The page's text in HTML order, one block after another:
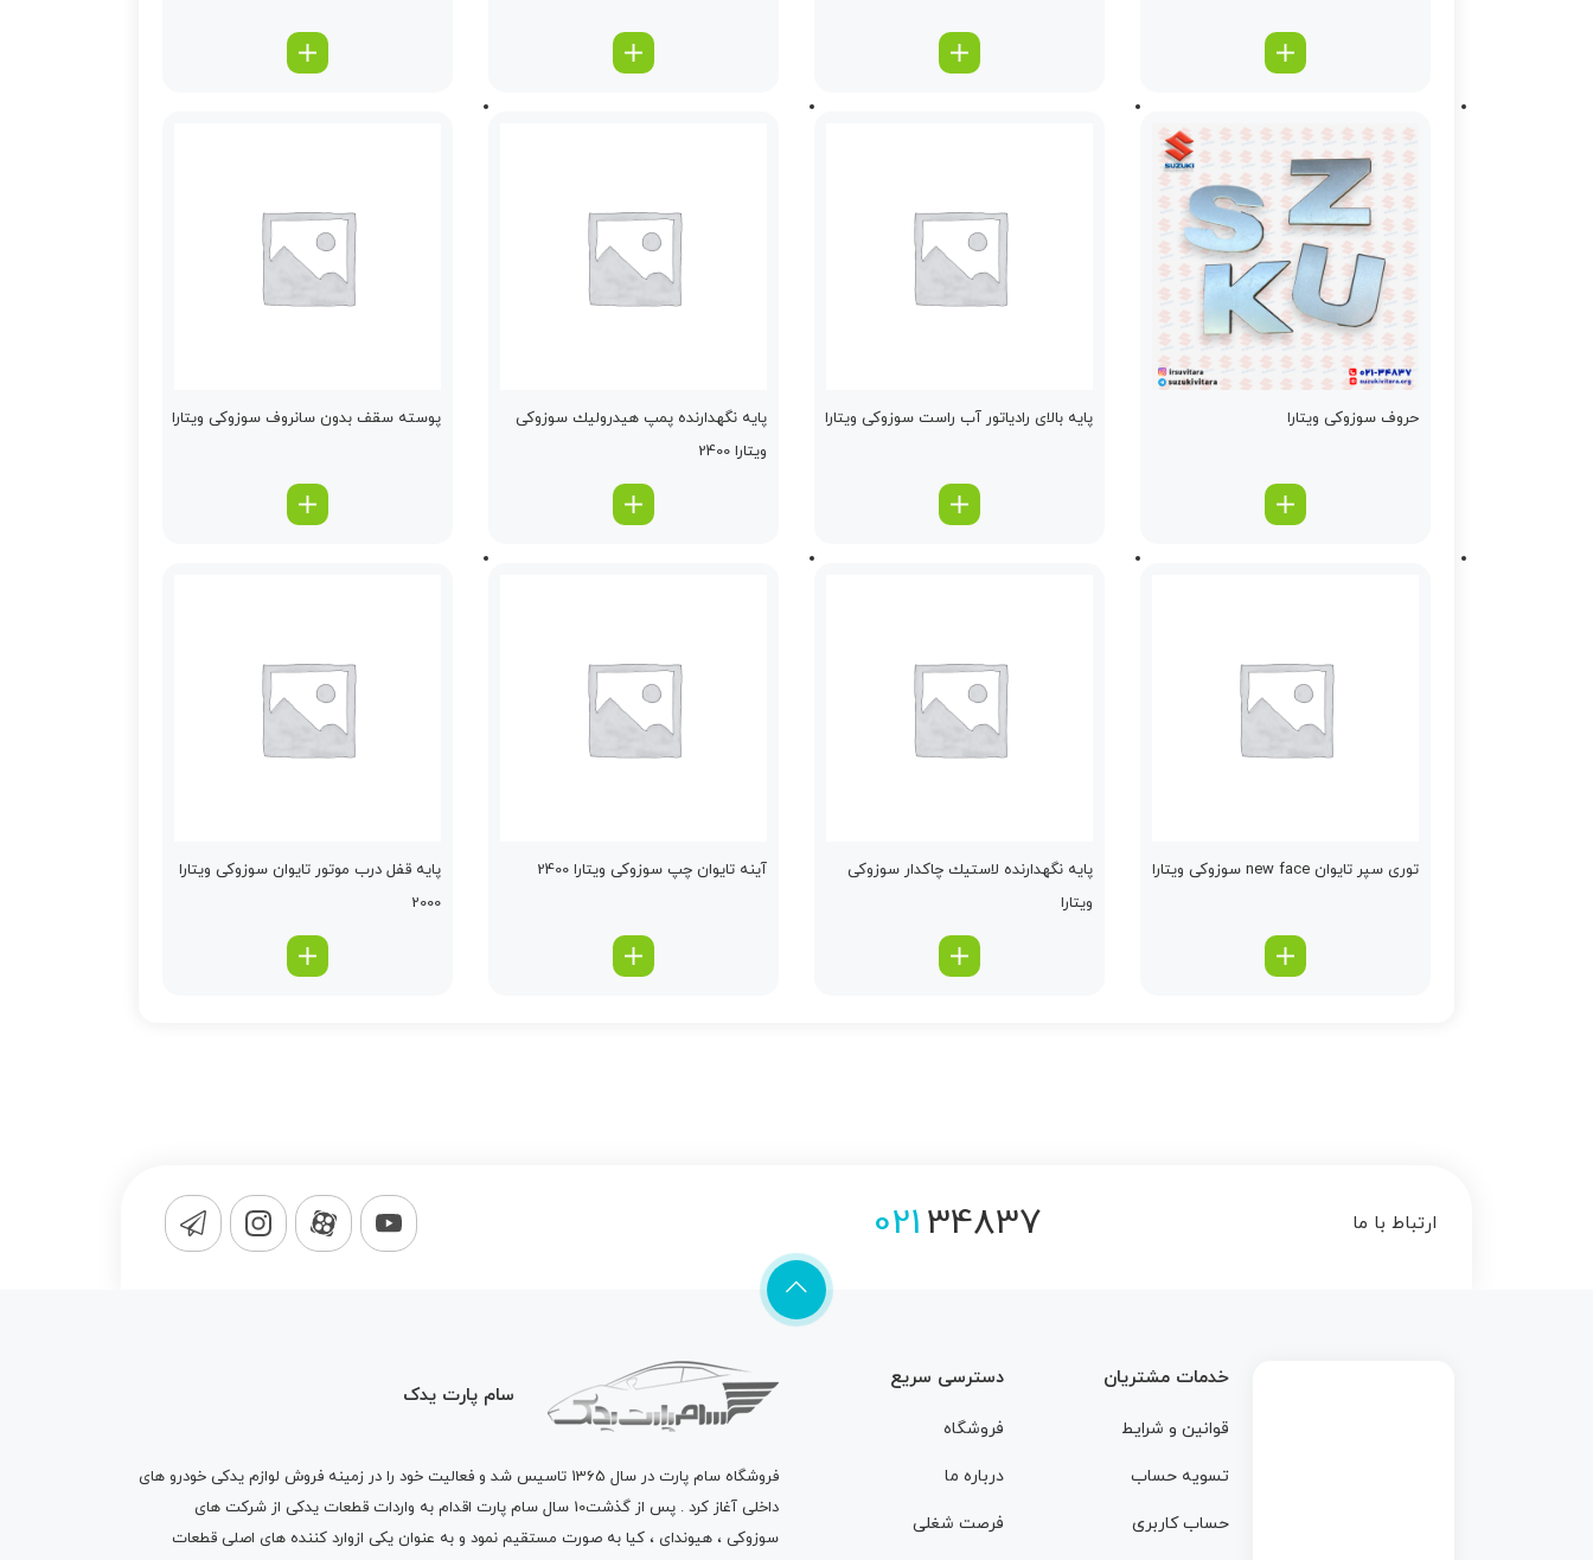
حروف سوزوکی ویتارا پایه بالای رادیاتور آب راست سوزوکی ویتارا
پایه نگهدارنده پمپ هیدرولیك سوزوکی
ویتارا 2400
پوسته سقف بدون سانروف سوزوکی ویتارا
توری سپر تایوان new face سوزوکی ویتارا
پایه نگهدارنده لاستیك چاكدار سوزوکی
ویتارا
آینه تایوان چپ سوزوکی ویتارا 2400
پایه قفل درب موتور تایوان سوزوکی ویتارا
2000
ارتباط با ما 02134837
خدمات مشتریان
قوانین و شرایط
تسویه حساب
حساب کاربری
دسترسی سریع
فروشگاه
درباره ما
فرصت شغلی
سام پارت یدک
فروشگاه سام پارت
در سال 1365 تاسیس شد و فعالیت خود را در زمینه فروش لوازم یدکی خودرو های
داخلی آغاز کرد . پس از گذشت10 سال سام پارت اقدام به واردات قطعات یدکی از شرکت های
سوزوکی ، هیوندای ، کیا به صورت مستقیم نمود و به عنوان یکی ازوارد کننده های اصلی قطعات